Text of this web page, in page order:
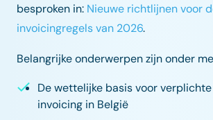
besproken in: Nieuwe richtlijnen voor
invoicingregels van 2026.
Belangrijke onderwerpen zijn onder
De wettelijke basis voor
invoicing in België